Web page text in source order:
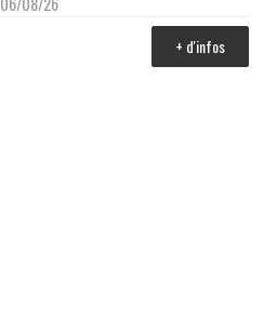
+ d'infos